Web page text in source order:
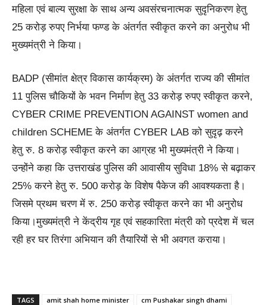
महिला एवं बाल्य सुरक्षा के साथ अन्य अवसंरचनात्मक सुदृनिकरण हेतु
25 करोड़ रुपए निर्भया फण्ड के अंतर्गत स्वीकृत करने का अनुरोध भी
मुख्यमंत्री ने किया।
BADP (सीमांत क्षेत्र विकास कार्यक्रम) के अंतर्गत राज्य की सीमांत
11 पुलिस चौकियों के भवन निर्माण हेतु 33 करोड़ रुपए स्वीकृत करने,
CYBER CRIME PREVENTION AGAINST women and
children SCHEME के अंतर्गत CYBER LAB को सुदृढ़ करने
हेतु रु. 8 करोड़ स्वीकृत करने का आग्रह भी मुख्यमंत्री ने किया।
उन्होंने कहा कि उत्तराखंड पुलिस की आवासीय सुविधा 18% से बढ़ाकर
25% करने हेतु रु. 500 करोड़ के विशेष पैकेज की आवश्यकता है।
जिसमे प्रथम चरण में रु. 250 करोड़ स्वीकृत करने का भी अनुरोध
किया।मुख्यमंत्री ने केंद्रीय गृह एवं सहकारिता मंत्री को प्रदेश में चल
रही हर घर तिरंगा अभियान की तैयारियों से भी अवगत कराया।
TAGS amit shah home minister
cm Pushakar singh dhami